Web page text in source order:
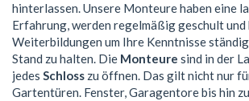
hinterlassen. Unsere Monteure haben eine
Erfahrung, werden regelmäßig geschult und
Weiterbildungen um Ihre Kenntnisse
Stand zu halten. Die Monteure sind in der
jedes Schloss zu öffnen. Das gilt nicht nur
Gartentüren. Fenster, Garagentore bis hin